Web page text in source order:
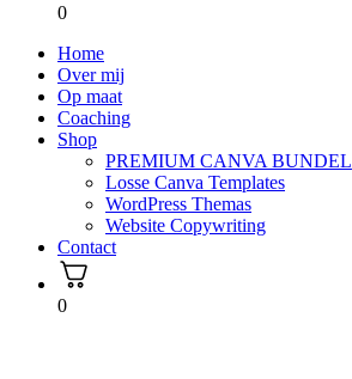
0
Home
Over mij
Op maat
Coaching
Shop
PREMIUM CANVA BUNDEL
Losse Canva Templates
WordPress Themas
Website Copywriting
Contact
0